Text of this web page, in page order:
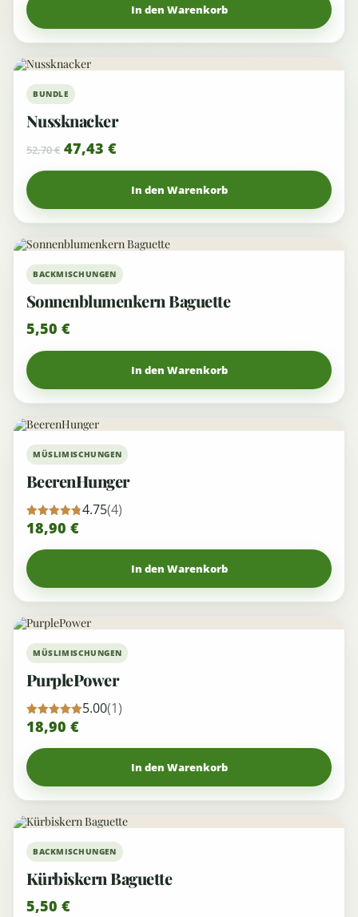
In den Warenkorb
10%BUNDLE
Nussknacker
52,70€ 47,43 €
In den Warenkorb
BACKMISCHUNGEN
Sonnenblumenkern Baguette
5,50 €
In den Warenkorb
MÜSLIMISCHUNGEN
BeerenHunger
Bewertet
mit
von 5
4.75(4)
18,90 €
In den Warenkorb
MÜSLIMISCHUNGEN
PurplePower
Bewertet
mit
von 5
5.00(1)
18,90 €
In den Warenkorb
BACKMISCHUNGEN
Kürbiskern Baguette
5,50 €